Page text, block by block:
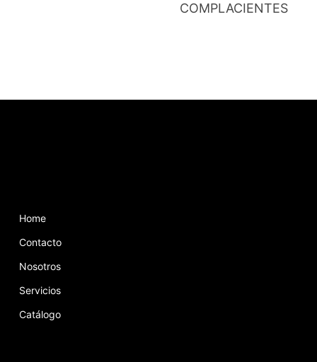
COMPLACIENTES
Home
Contacto
Nosotros
Servicios
Catálogo